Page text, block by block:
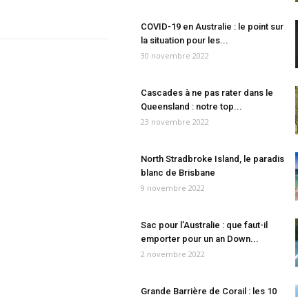
COVID-19 en Australie : le point sur
la situation pour les...
30 novembre 2022
Cascades à ne pas rater dans le
Queensland : notre top...
23 novembre 2022
North Stradbroke Island, le paradis
blanc de Brisbane
9 novembre 2022
Sac pour l’Australie : que faut-il
emporter pour un an Down...
2 novembre 2022
Grande Barrière de Corail : les 10